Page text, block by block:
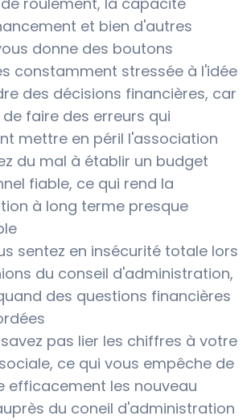
et bien d'autres
donne des boutons
constamment stressée à l'idée
des décisions financières, car
faire des erreurs qui
mettre en péril l'association
du mal à établir un budget
fiable, ce qui rend la
à long terme presque
sentez en insécurité totale lors
du conseil d'administration,
des questions financières
pas lier les chiffres à votre
ce qui vous empêche de
efficacement les nouveau
du coneil d'administration